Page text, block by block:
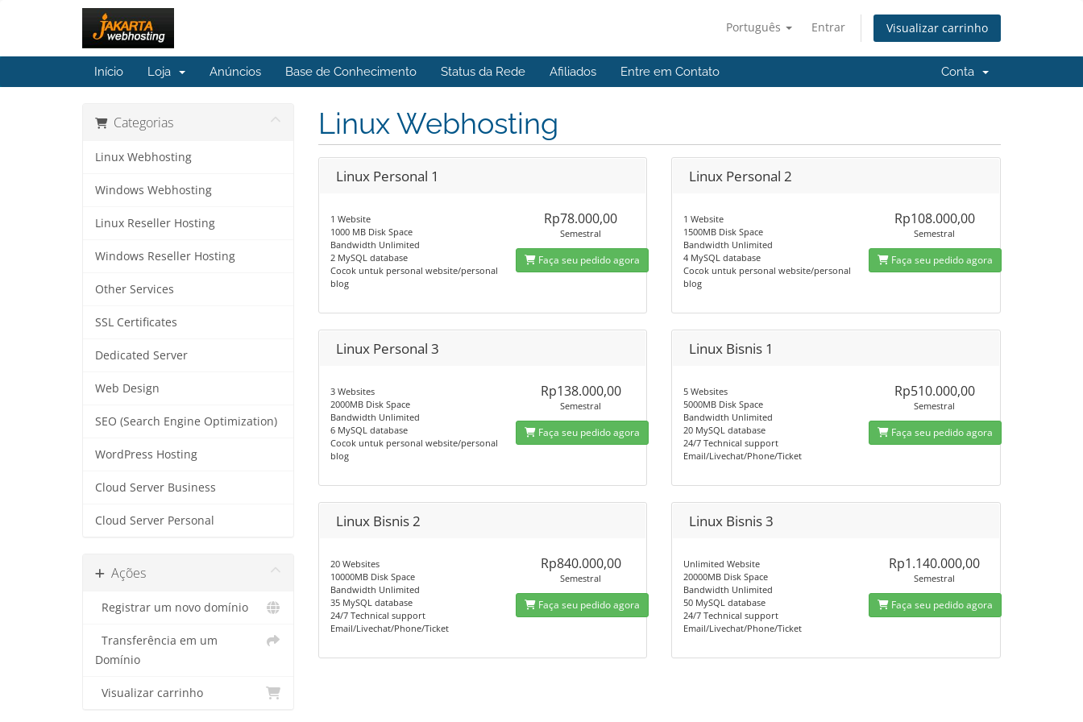
Português Entrar Visualizar carrinho
Início Loja Anúncios Base de Conhecimento Status da Rede Afiliados Entre em Contato Conta
Categorias
Linux Webhosting
Windows Webhosting
Linux Reseller Hosting
Windows Reseller Hosting
Other Services
SSL Certificates
Dedicated Server
Web Design
SEO (Search Engine Optimization)
WordPress Hosting
Cloud Server Business
Cloud Server Personal
Ações
Registrar um novo domínio
Transferência em um
Domínio
Visualizar carrinho
Linux Webhosting
Linux Personal 1
1 Website
1000 MB Disk Space
Bandwidth Unlimited
2 MySQL database
Cocok untuk personal website/personal
blog
Rp78.000,00
Semestral
Faça seu pedido agora
Linux Personal 2
1 Website
1500MB Disk Space
Bandwidth Unlimited
4 MySQL database
Cocok untuk personal website/personal
blog
Rp108.000,00
Semestral
Faça seu pedido agora
Linux Personal 3
3 Websites
2000MB Disk Space
Bandwidth Unlimited
6 MySQL database
Cocok untuk personal website/personal
blog
Rp138.000,00
Semestral
Faça seu pedido agora
Linux Bisnis 1
5 Websites
5000MB Disk Space
Bandwidth Unlimited
20 MySQL database
24/7 Technical support
Email/Livechat/Phone/Ticket
Rp510.000,00
Semestral
Faça seu pedido agora
Linux Bisnis 2
20 Websites
10000MB Disk Space
Bandwidth Unlimited
35 MySQL database
24/7 Technical support
Email/Livechat/Phone/Ticket
Rp840.000,00
Semestral
Faça seu pedido agora
Linux Bisnis 3
Unlimited Website
20000MB Disk Space
Bandwidth Unlimited
50 MySQL database
24/7 Technical support
Email/Livechat/Phone/Ticket
Rp1.140.000,00
Semestral
Faça seu pedido agora